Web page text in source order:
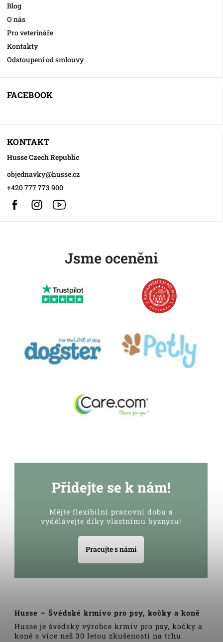
Blog
O nás
Pro veterináře
Kontakty
Odstoupení od smlouvy
FACEBOOK
KONTAKT
Husse Czech Republic
objednavky@husse.cz
+420 777 773 900
FacebookInstagram
Jsme oceněni
Přidejte se k nám!
Mějte flexibilní pracovní dobu a
vydělávejte díky vlastnímu byznysu!
Pracujte s námi
Husse – Švédské krmivo pro psy, kočky a koně
Husse je švédský výrobce krmiv pro psy, kočky a
koně s více než 30 letou zkušeností na trhu.